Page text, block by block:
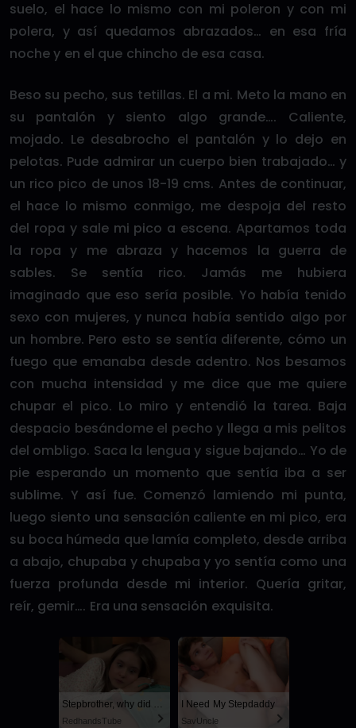
suelo, el hace lo mismo con mi poleron y con mi
polera, y así quedamos abrazados… en esa fría
noche y en el que chincho de esa casa.
Beso su pecho, sus tetillas. El a mi. Meto la mano en
su pantalón y siento algo grande…. Caliente,
mojado. Le desabrocho el pantalón y lo dejo en
pelotas. Pude admirar un cuerpo bien trabajado… y
un rico pico de unos 18-19 cms. Antes de continuar,
el hace lo mismo conmigo, me despoja del resto
del ropa y sale mi pico a escena. Apartamos toda
la ropa y me abraza y hacemos la guerra de
sables. Se sentía rico. Jamás me hubiera
imaginado que eso sería posible. Yo había tenido
sexo con mujeres, y nunca había sentido algo por
un hombre. Pero esto se sentía diferente, cómo un
fuego que emanaba desde adentro. Nos besamos
con mucha intensidad y me dice que me quiere
chupar el pico. Lo miro y entendió la tarea. Baja
despacio besándome el pecho y llega a mis pelitos
del ombligo. Saca la lengua y sigue bajando… Yo de
pie esperando un momento que sentía iba a ser
sublime. Y así fue. Comenzó lamiendo mi punta,
luego siento una sensación caliente en mi pico, era
su boca húmeda que lamía completo, desde arriba
a abajo, chupaba y chupaba y yo sentía como una
fuerza profunda desde mi interior. Quería gritar,
reír, gemir…. Era una sensación exquisita.
Stepbrother, why did you show me your dick? Now I want to fuck you with my wet pussy
RedhandsTube
I Need My Stepdaddy
SayUncle